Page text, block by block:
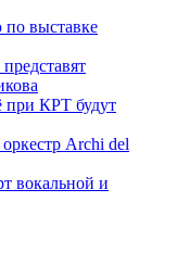
по выставке
при КРТ будут
Archi del
вокальной и